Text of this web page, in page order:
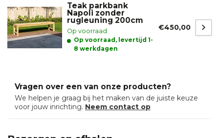
Teak parkbank
Napoli zonder
rugleuning 200cm
Op voorraad
Op voorraad, levertijd 1-
8 werkdagen
€450,00
Vragen over een van onze producten?
We helpen je graag bij het maken van de juiste keuze
voor jouw inrichting. Neem contact op